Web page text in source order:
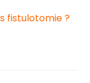
fistulotomie ?